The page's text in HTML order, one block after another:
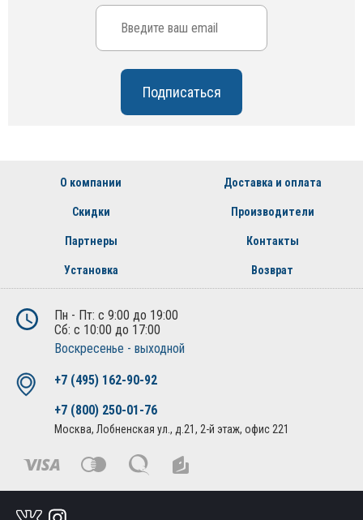
О компании Доставка и оплата
Скидки Производители
Партнеры Контакты
Установка Возврат
Пн - Пт: с 9:00 до 19:00
Сб: с 10:00 до 17:00
Воскресенье - выходной
+7 (495) 162-90-92
+7 (800) 250-01-76
Москва, Лобненская ул., д.21, 2-й этаж, офис 221